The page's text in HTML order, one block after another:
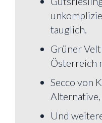
tauglich.
Grüner
Österreich
Secco von
Alternative,
Und